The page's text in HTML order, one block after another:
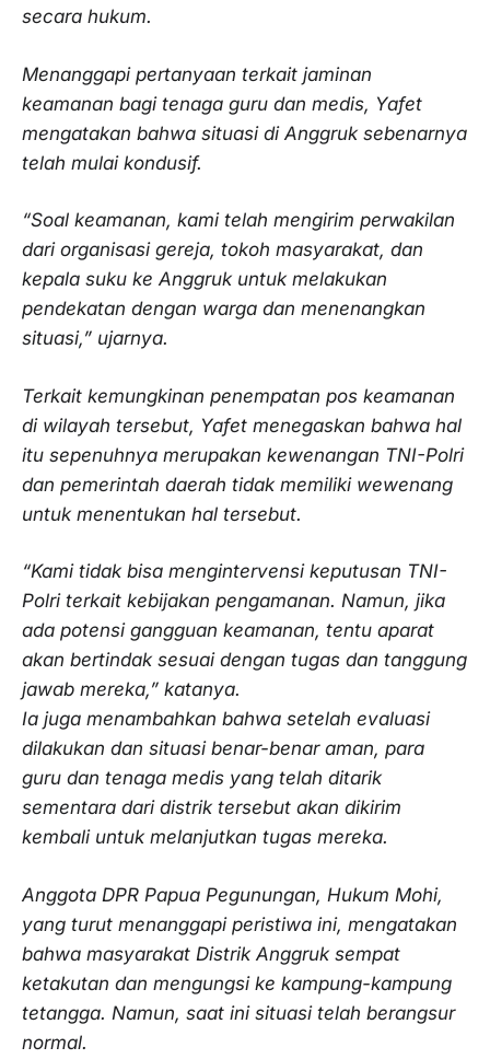
secara hukum.
Menanggapi pertanyaan terkait jaminan
keamanan bagi tenaga guru dan medis, Yafet
mengatakan bahwa situasi di Anggruk sebenarnya
telah mulai kondusif.
“Soal keamanan, kami telah mengirim perwakilan
dari organisasi gereja, tokoh masyarakat, dan
kepala suku ke Anggruk untuk melakukan
pendekatan dengan warga dan menenangkan
situasi,” ujarnya.
Terkait kemungkinan penempatan pos keamanan
di wilayah tersebut, Yafet menegaskan bahwa hal
itu sepenuhnya merupakan kewenangan TNI-Polri
dan pemerintah daerah tidak memiliki wewenang
untuk menentukan hal tersebut.
“Kami tidak bisa mengintervensi keputusan TNI-
Polri terkait kebijakan pengamanan. Namun, jika
ada potensi gangguan keamanan, tentu aparat
akan bertindak sesuai dengan tugas dan tanggung
jawab mereka,” katanya.
Ia juga menambahkan bahwa setelah evaluasi
dilakukan dan situasi benar-benar aman, para
guru dan tenaga medis yang telah ditarik
sementara dari distrik tersebut akan dikirim
kembali untuk melanjutkan tugas mereka.
Anggota DPR Papua Pegunungan, Hukum Mohi,
yang turut menanggapi peristiwa ini, mengatakan
bahwa masyarakat Distrik Anggruk sempat
ketakutan dan mengungsi ke kampung-kampung
tetangga. Namun, saat ini situasi telah berangsur
normal.